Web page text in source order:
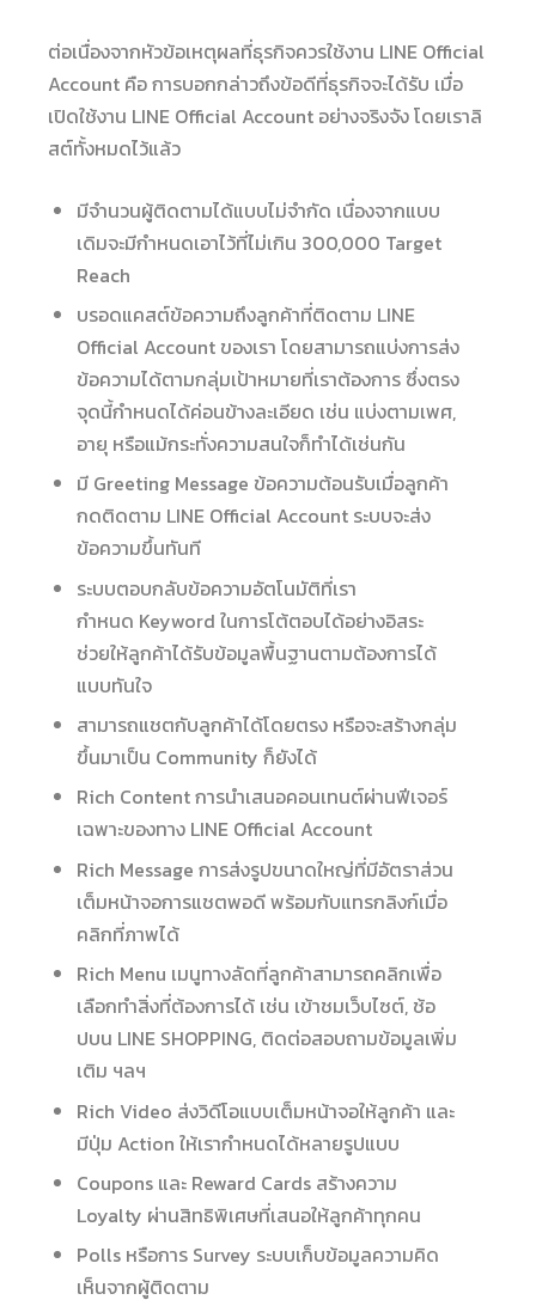
ต่อเนื่องจากหัวข้อเหตุผลที่ธุรกิจควรใช้งาน LINE Official
Account คือ การบอกกล่าวถึงข้อดีที่ธุรกิจจะได้รับ เมื่อ
เปิดใช้งาน LINE Official Account อย่างจริงจัง โดยเราลิ
สต์ทั้งหมดไว้แล้ว
มีจำนวนผู้ติดตามได้แบบไม่จำกัด เนื่องจากแบบ
เดิมจะมีกำหนดเอาไว้ที่ไม่เกิน 300,000 Target
Reach
บรอดแคสต์ข้อความถึงลูกค้าที่ติดตาม LINE
Official Account ของเรา โดยสามารถแบ่งการส่ง
ข้อความได้ตามกลุ่มเป้าหมายที่เราต้องการ ซึ่งตรง
จุดนี้กำหนดได้ค่อนข้างละเอียด เช่น แบ่งตามเพศ,
อายุ หรือแม้กระทั่งความสนใจก็ทำได้เช่นกัน
มี Greeting Message ข้อความต้อนรับเมื่อลูกค้า
กดติดตาม LINE Official Account ระบบจะส่ง
ข้อความขึ้นทันที
ระบบตอบกลับข้อความอัตโนมัติที่เรา
กำหนด Keyword ในการโต้ตอบได้อย่างอิสระ
ช่วยให้ลูกค้าได้รับข้อมูลพื้นฐานตามต้องการได้
แบบทันใจ
สามารถแชตกับลูกค้าได้โดยตรง หรือจะสร้างกลุ่ม
ขึ้นมาเป็น Community ก็ยังได้
Rich Content การนำเสนอคอนเทนต์ผ่านฟีเจอร์
เฉพาะของทาง LINE Official Account
Rich Message การส่งรูปขนาดใหญ่ที่มีอัตราส่วน
เต็มหน้าจอการแชตพอดี พร้อมกับแทรกลิงก์เมื่อ
คลิกที่ภาพได้
Rich Menu เมนูทางลัดที่ลูกค้าสามารถคลิกเพื่อ
เลือกทำสิ่งที่ต้องการได้ เช่น เข้าชมเว็บไซต์, ช้อ
ปบน LINE SHOPPING, ติดต่อสอบถามข้อมูลเพิ่ม
เติม ฯลฯ
Rich Video ส่งวิดีโอแบบเต็มหน้าจอให้ลูกค้า และ
มีปุ่ม Action ให้เรากำหนดได้หลายรูปแบบ
Coupons และ Reward Cards สร้างความ
Loyalty ผ่านสิทธิพิเศษที่เสนอให้ลูกค้าทุกคน
Polls หรือการ Survey ระบบเก็บข้อมูลความคิด
เห็นจากผู้ติดตาม